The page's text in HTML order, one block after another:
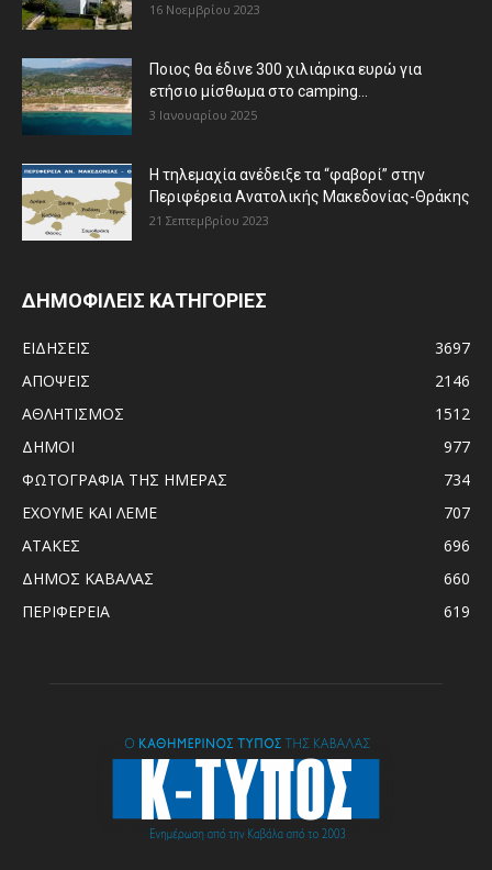
16 Νοεμβρίου 2023
Ποιος θα έδινε 300 χιλιάρικα ευρώ για
ετήσιο μίσθωμα στο camping...
3 Ιανουαρίου 2025
Η τηλεμαχία ανέδειξε τα “φαβορί” στην
Περιφέρεια Ανατολικής Μακεδονίας-Θράκης
21 Σεπτεμβρίου 2023
ΔΗΜΟΦΙΛΕΙΣ ΚΑΤΗΓΟΡΙΕΣ
ΕΙΔΗΣΕΙΣ
3697
ΑΠΟΨΕΙΣ
2146
ΑΘΛΗΤΙΣΜΟΣ
1512
ΔΗΜΟΙ
977
ΦΩΤΟΓΡΑΦΙΑ ΤΗΣ ΗΜΕΡΑΣ
734
ΕΧΟΥΜΕ ΚΑΙ ΛΕΜΕ
707
ΑΤΑΚΕΣ
696
ΔΗΜΟΣ ΚΑΒΑΛΑΣ
660
ΠΕΡΙΦΕΡΕΙΑ
619